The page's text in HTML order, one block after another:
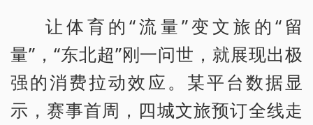
让体育的“流量”变文旅的“留
量”，“东北超”刚一问世，就展现出极
强的消费拉动效应。某平台数据显
示，赛事首周，四城文旅预订全线走